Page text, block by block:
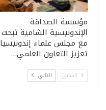
مؤسسة الصداقة
الإندونيسية الشامية تبحث
مع مجلس علماء إندونيسيا
تعزيز التعاون العلمي…
السابق التالي